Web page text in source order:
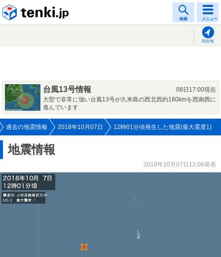
検索 メニュー
現在地
台風13号情報
08日17:00現在
大型で非常に強い台風13号が久米島の西北西約180kmを西南西に
進んでいます
過去の地震情報 2018年10月07日 12時01分頃発生した地震(最大震度1)
地震情報
2018年10月07日12:06発表